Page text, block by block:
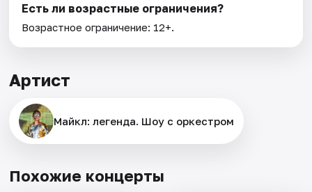
Есть ли возрастные ограничения?
Возрастное ограничение: 12+.
Артист
Майкл: легенда. Шоу с оркестром
Похожие концерты